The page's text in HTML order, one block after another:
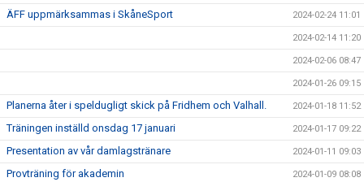
ÄFF uppmärksammas i SkåneSport 2024-02-24 11:01
2024-02-14 11:20
2024-02-06 08:47
2024-01-26 09:15
Planerna åter i speldugligt skick på Fridhem och Valhall. 2024-01-18 11:52
Träningen inställd onsdag 17 januari 2024-01-17 09:22
Presentation av vår damlagstränare 2024-01-11 09:03
Provträning för akademin 2024-01-09 08:08